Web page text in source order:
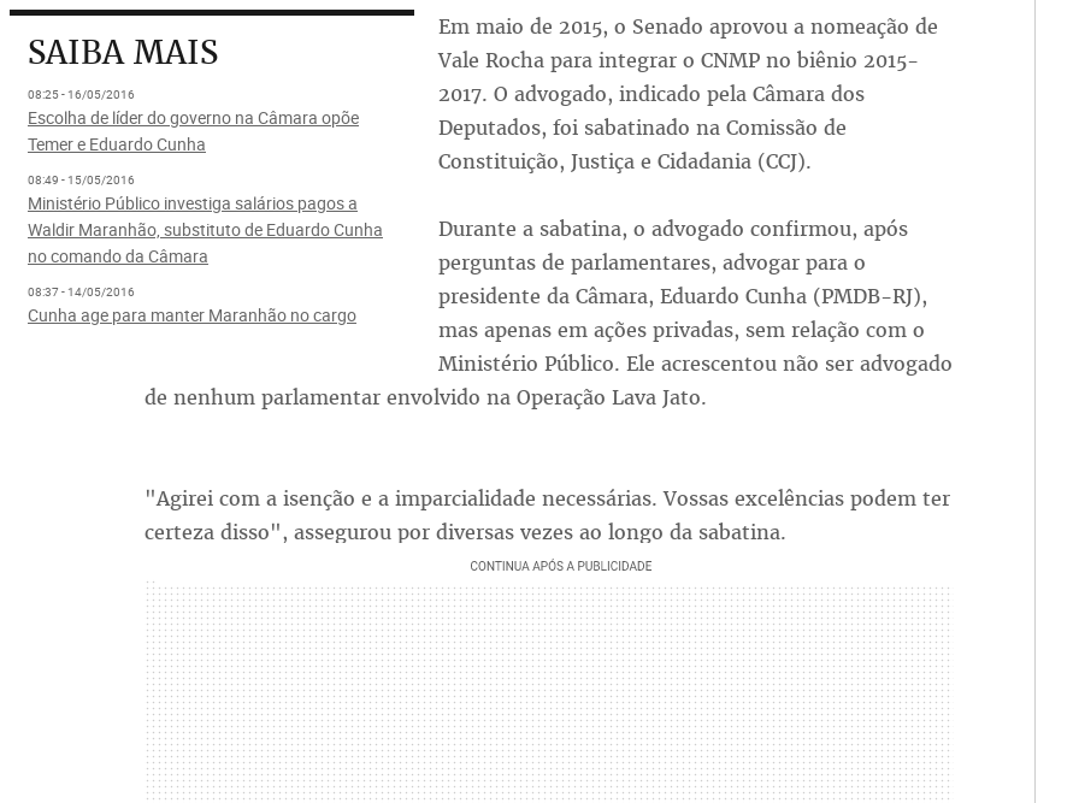
SAIBA MAIS
08:25 - 16/05/2016
Escolha de líder do governo na Câmara opõe
Temer e Eduardo Cunha
08:49 - 15/05/2016
Ministério Público investiga salários pagos a
Waldir Maranhão, substituto de Eduardo Cunha
no comando da Câmara
08:37 - 14/05/2016
Cunha age para manter Maranhão no cargo
Em maio de 2015, o Senado aprovou a nomeação de
Vale Rocha para integrar o CNMP no biênio 2015-
2017. O advogado, indicado pela Câmara dos
Deputados, foi sabatinado na Comissão de
Constituição, Justiça e Cidadania (CCJ).
Durante a sabatina, o advogado confirmou, após
perguntas de parlamentares, advogar para o
presidente da Câmara, Eduardo Cunha (PMDB-RJ),
mas apenas em ações privadas, sem relação com o
Ministério Público. Ele acrescentou não ser advogado
de nenhum parlamentar envolvido na Operação Lava Jato.
"Agirei com a isenção e a imparcialidade necessárias. Vossas excelências podem ter
certeza disso", assegurou por diversas vezes ao longo da sabatina.